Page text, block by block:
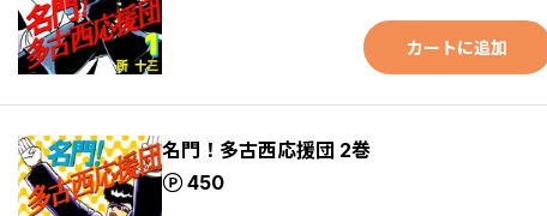
カートに追加
名門！多古西応援団 2巻
450
ポイント